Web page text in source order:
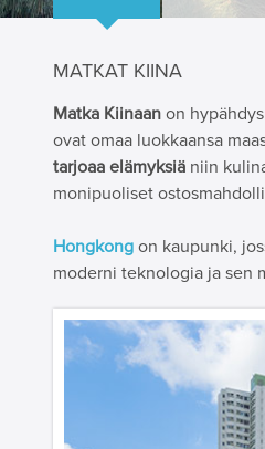
MATKAT KIINA
Matka Kiinaan on
ovat omaa luokkaansa
tarjoaa elämyksiä niin
monipuoliset
Hongkong on kaupunki,
moderni teknologia ja sen